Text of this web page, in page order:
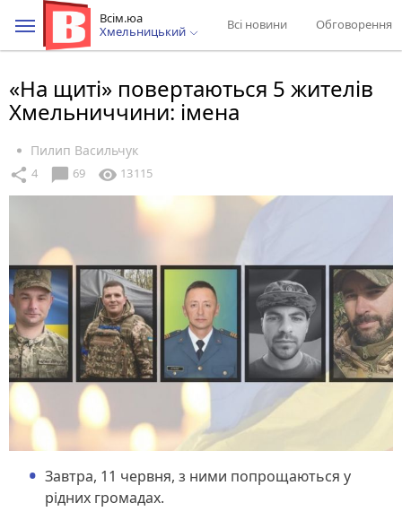
Всім.юа
Хмельницький
Всі новини Обговорення
«На щиті» повертаються 5 жителів
Хмельниччини: імена
Пилип Васильчук
share 4 chat_bubble 69 visibility 13115
Завтра, 11 червня, з ними попрощаються у
рідних громадах.